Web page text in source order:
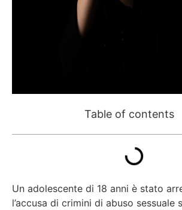
Table of contents
Un adolescente di 18 anni è stato
l’accusa di crimini di abuso sessuale